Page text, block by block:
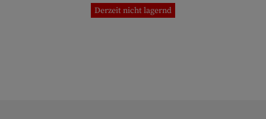
Derzeit nicht lagernd